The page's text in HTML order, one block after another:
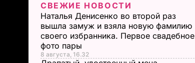
СВЕЖИЕ НОВОСТИ
Наталья Денисенко во второй раз
вышла замуж и взяла новую фамилию
своего избранника. Первое свадебное
фото пары
8 августа, 16.32